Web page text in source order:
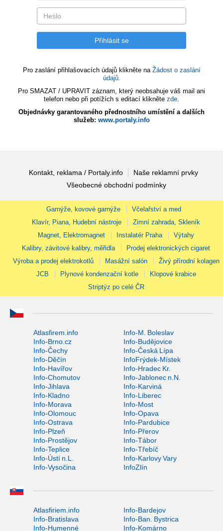
Pro zaslání přihlašovacích údajů klikněte na Žádost o zaslání
údajů.
Pro SMAZAT / UPRAVIT záznam, který neobsahuje váš mail ani
telefon nebo při potížích s editací klikněte zde.
Objednávky garantovaného přednostního umístění a dalších
služeb: www.portaly.info
Kontakt, reklama / Portaly.info
Naše reklamní prvky
Všeobecné obchodní podmínky
Garnýže, kovové garnýže
Včelařství a med
Klavír, Piana, Hudební nástroje
Zimní zahrada, Skleník
Magnet, Elektromagnet
Instalatér Praha
Výtahy
Kalibry, závitové kalibry, měřidla
Prodej elektronických cigaret
Výroba a prodej elektrokotlů
Masážní salón
Živý přírodní kolagen
JCB
Plynové kondenzační kotle
Klopové krabice
Striptýz po celé ČR
Atlasfirem.info
Info-M. Boleslav
Info-Brno.cz
Info-Budějovice
Info-Čechy
Info-Česká Lípa
Info-Děčín
InfoFrýdek-Místek
Info-Havířov
Info-Hradec Kr.
Info-Chomutov
Info-Jablonec n.N.
Info-Jihlava
Info-Karviná
Info-Kladno
Info-Liberec
Info-Morava
Info-Most
Info-Olomouc
Info-Opava
Info-Ostrava
Info-Pardubice
Info-Plzeň
Info-Přerov
Info-Prostějov
Info-Tábor
Info-Teplice
Info-Třebíč
Info-Ústí n.L.
Info-Karlovy Vary
Info-Vysočina
InfoZlín
Atlasfiriem.info
Info-Bardejov
Info-Bratislava
Info-Ban. Bystrica
Info-Humenné
Info-Komárno